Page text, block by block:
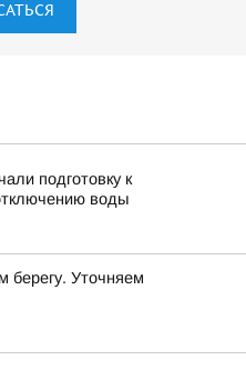
подготовку к
воды
берегу. Уточняем